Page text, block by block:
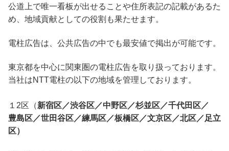
公道上で唯一看板が出せることや住所表記の記載があるた
め、地域貢献としての役割も果たせます。
電柱広告は、公共広告の中でも最安値で掲出が可能です。
東京都を中心に関東圏の電柱広告を取り扱っております。
当社はNTT電柱の以下の地域を管理しております。
１2区（新宿区／渋谷区／中野区／杉並区／千代田区／
豊島区／世田谷区／練馬区／板橋区／文京区／北区／足立
区）